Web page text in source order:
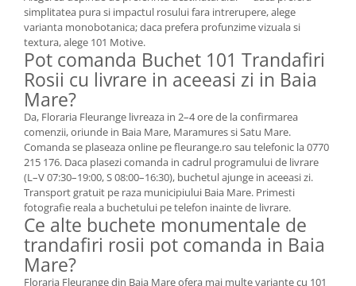
simplitatea pura si impactul rosului fara intrerupere, alege
varianta monobotanica; daca prefera profunzime vizuala si
textura, alege 101 Motive.
Pot comanda Buchet 101 Trandafiri
Rosii cu livrare in aceeasi zi in Baia
Mare?
Da, Floraria Fleurange livreaza in 2–4 ore de la confirmarea
comenzii, oriunde in Baia Mare, Maramures si Satu Mare.
Comanda se plaseaza online pe fleurange.ro sau telefonic la 0770
215 176. Daca plasezi comanda in cadrul programului de livrare
(L–V 07:30–19:00, S 08:00–16:30), buchetul ajunge in aceeasi zi.
Transport gratuit pe raza municipiului Baia Mare. Primesti
fotografie reala a buchetului pe telefon inainte de livrare.
Ce alte buchete monumentale de
trandafiri rosii pot comanda in Baia
Mare?
Floraria Fleurange din Baia Mare ofera mai multe variante cu 101